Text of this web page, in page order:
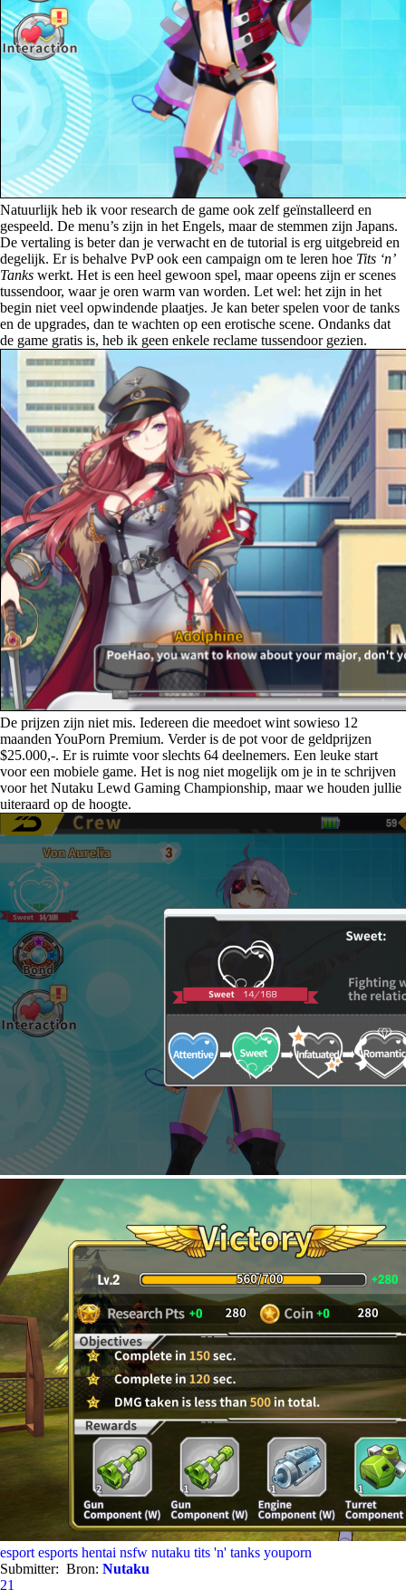
Natuurlijk heb ik voor research de game ook zelf geïnstalleerd en
gespeeld. De menu’s zijn in het Engels, maar de stemmen zijn Japans.
De vertaling is beter dan je verwacht en de tutorial is erg uitgebreid en
degelijk. Er is behalve PvP ook een campaign om te leren hoe Tits ‘n’
Tanks werkt. Het is een heel gewoon spel, maar opeens zijn er scenes
tussendoor, waar je oren warm van worden. Let wel: het zijn in het
begin niet veel opwindende plaatjes. Je kan beter spelen voor de tanks
en de upgrades, dan te wachten op een erotische scene. Ondanks dat
de game gratis is, heb ik geen enkele reclame tussendoor gezien.
De prijzen zijn niet mis. Iedereen die meedoet wint sowieso 12
maanden YouPorn Premium. Verder is de pot voor de geldprijzen
$25.000,-. Er is ruimte voor slechts 64 deelnemers. Een leuke start
voor een mobiele game. Het is nog niet mogelijk om je in te schrijven
voor het Nutaku Lewd Gaming Championship, maar we houden jullie
uiteraard op de hoogte.
esport esports hentai nsfw nutaku tits 'n' tanks youporn
Submitter: Bron: Nutaku
21